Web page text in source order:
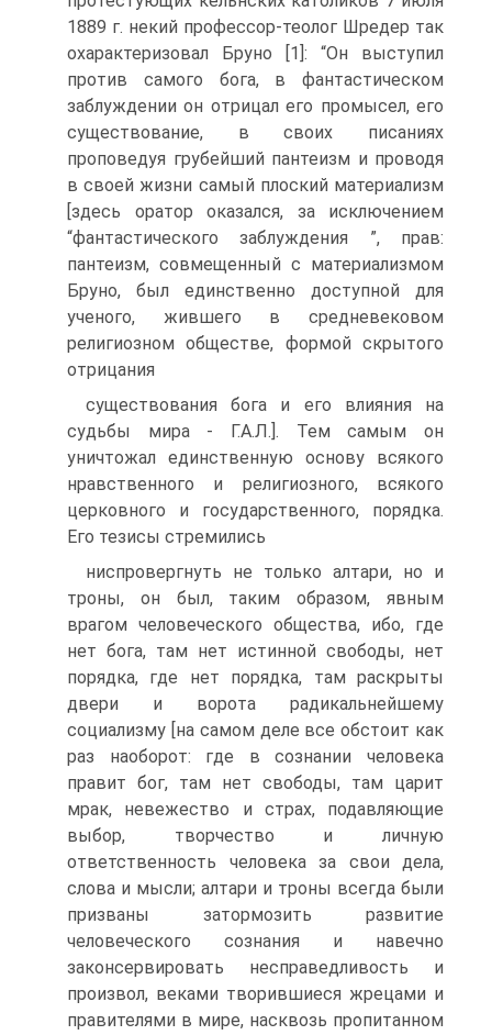
1889 г. некий профессор-теолог Шредер так
охарактеризовал Бруно [1]: “Он выступил
против самого бога, в фантастическом
заблуждении он отрицал его промысел, его
существование, в своих писаниях
проповедуя грубейший пантеизм и проводя
в своей жизни самый плоский материализм
[здесь оратор оказался, за исключением
“фантастического заблуждения ”, прав:
пантеизм, совмещенный с материализмом
Бруно, был единственно доступной для
ученого, жившего в средневековом
религиозном обществе, формой скрытого
отрицания
существования бога и его влияния на
судьбы мира - Г.А.Л.]. Тем самым он
уничтожал единственную основу всякого
нравственного и религиозного, всякого
церковного и государственного, порядка.
Его тезисы стремились
ниспровергнуть не только алтари, но и
троны, он был, таким образом, явным
врагом человеческого общества, ибо, где
нет бога, там нет истинной свободы, нет
порядка, где нет порядка, там раскрыты
двери и ворота радикальнейшему
социализму [на самом деле все обстоит как
раз наоборот: где в сознании человека
правит бог, там нет свободы, там царит
мрак, невежество и страх, подавляющие
выбор, творчество и личную
ответственность человека за свои дела,
слова и мысли; алтари и троны всегда были
призваны затормозить развитие
человеческого сознания и навечно
законсервировать несправедливость и
произвол, веками творившиеся жрецами и
правителями в мире, насквозь пропитанном